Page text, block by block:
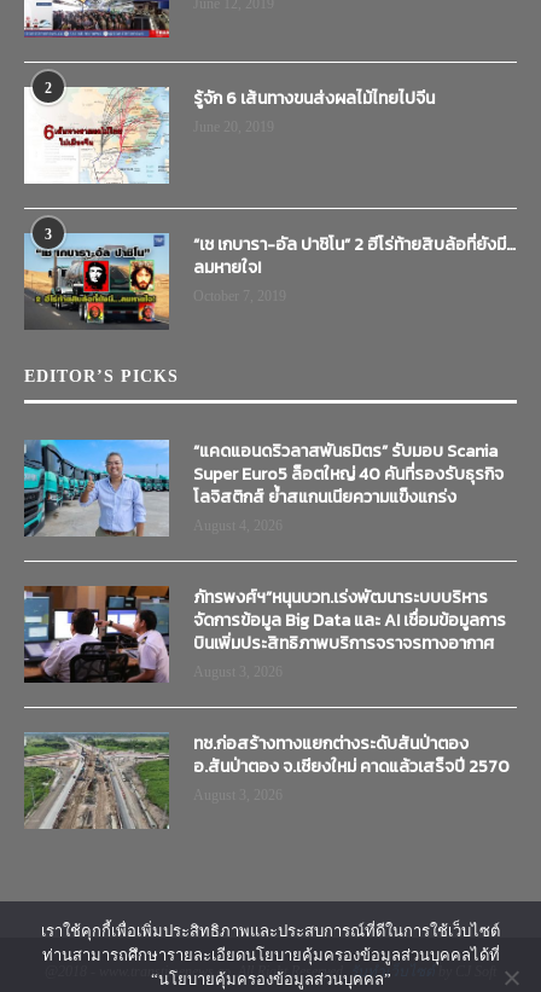
2 รู้จัก 6 เส้นทางขนส่งผลไม้ไทยไปจีน
3
“เช เกบารา-อัล ปาชิโน” 2 ฮีโร่ท้ายสิบล้อที่ยังมี…
ลมหายใจ!
EDITOR’S PICKS
“แคดแอนดริวลาสพันธมิตร” รับมอบ Scania
Super Euro5 ล็อตใหญ่ 40 คันที่รองรับธุรกิจ
โลจิสติกส์ ย้ำสแกนเนียความแข็งแกร่ง
ภัทรพงศ์ฯ”หนุนบวท.เร่งพัฒนาระบบบริหาร
จัดการข้อมูล Big Data และ AI เชื่อมข้อมูลการ
บินเพิ่มประสิทธิภาพบริการจราจรทางอากาศ
ทช.ก่อสร้างทางแยกต่างระดับสันป่าตอง
อ.สันป่าตอง จ.เชียงใหม่ คาดแล้วเสร็จปี 2570
@2018 - www.transtimenews.co. All Right Reserved. รับทำเว็บไซต์
เราใช้คุกกี้เพื่อเพิ่มประสิทธิภาพและประสบการณ์ที่ดีในการใช้เว็บไซต์
ท่านสามารถศึกษารายละเอียดนโยบายคุ้มครองข้อมูลส่วนบุคคลได้ที่
“นโยบายคุ้มครองข้อมูลส่วนบุคคล”